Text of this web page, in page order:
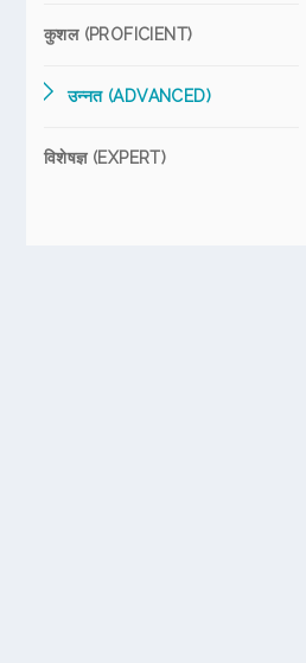
कुशल (PROFICIENT)
उन्नत (ADVANCED)
विशेषज्ञ (EXPERT)